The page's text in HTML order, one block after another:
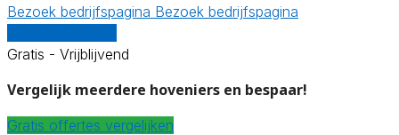
Bezoek bedrijfspagina Bezoek bedrijfspagina
Gratis - Vrijblijvend
Vergelijk meerdere hoveniers en bespaar!
Gratis offertes vergelijken